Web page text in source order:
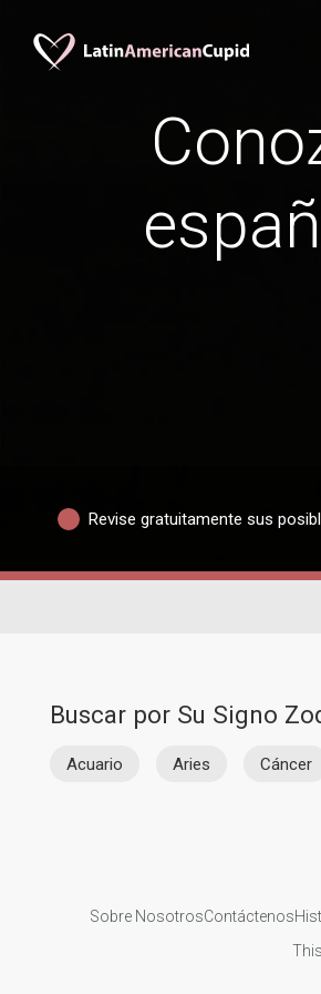
Revise gratuitamente sus
Buscar por Su Signo
Acuario Aries Cáncer
Sobre NosotrosContáctenos